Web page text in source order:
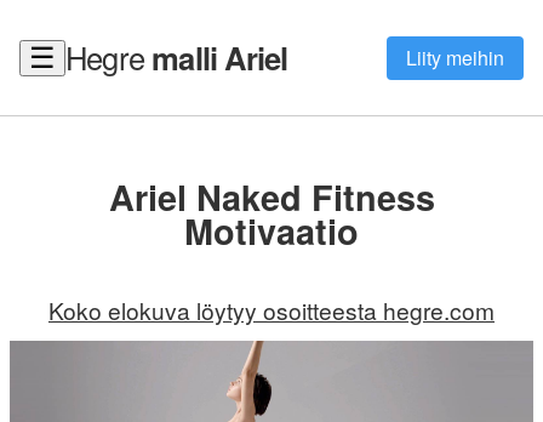
☰ Hegremalli Ariel Liity meihin
Ariel Naked Fitness
Motivaatio
Koko elokuva löytyy osoitteesta hegre.com